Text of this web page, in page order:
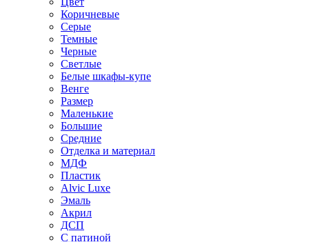
Коричневые
Серые
Темные
Черные
Светлые
Белые шкафы-купе
Венге
Размер
Маленькие
Большие
Средние
Отделка и материал
МДФ
Пластик
Alvic Luxe
Эмаль
Акрил
ДСП
С патиной